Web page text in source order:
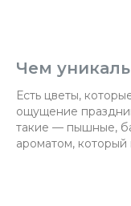
Чем
Есть цветы,
ощущение
такие — пышные,
ароматом,